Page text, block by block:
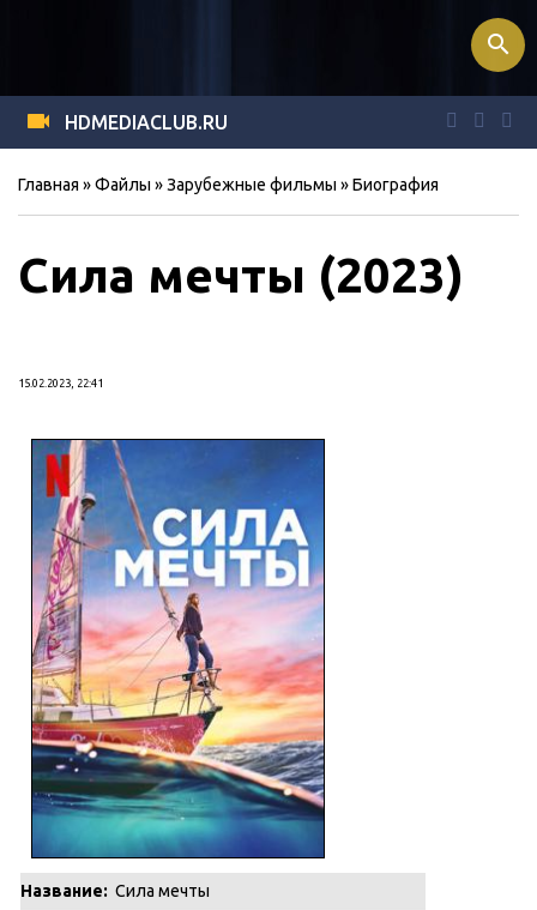
HDMEDIACLUB.RU
search
Главная »Файлы »Зарубежные фильмы »Биография
Сила мечты (2023)
15.02.2023, 22:41
Название: Сила мечты